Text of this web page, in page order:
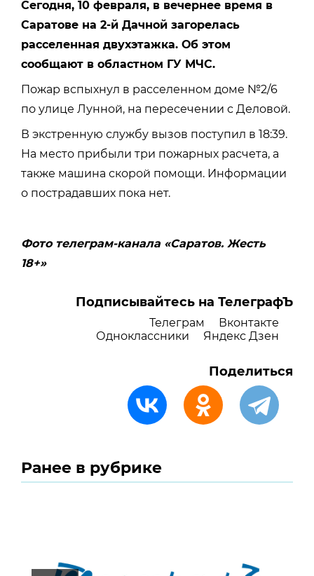
Сегодня, 10 февраля, в вечернее время в
Саратове на 2-й Дачной загорелась
расселенная двухэтажка. Об этом
сообщают в областном ГУ МЧС.
Пожар вспыхнул в расселенном доме №2/6
по улице Лунной, на пересечении с Деловой.
В экстренную службу вызов поступил в 18:39.
На место прибыли три пожарных расчета, а
также машина скорой помощи. Информации
о пострадавших пока нет.
Фото телеграм-канала «Саратов. Жесть
18+»
Подписывайтесь на ТелеграфЪ
Телеграм
Вконтакте
Одноклассники
Яндекс Дзен
Поделиться
Ранее в рубрике